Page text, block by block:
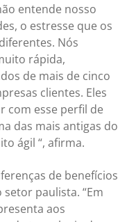
entende nosso
o estresse que os
Nós
rápida,
de mais de cinco
clientes. Eles
com esse perfil de
das mais antigas do
ágil “, afirma.
de benefícios
paulista. “Em
aos